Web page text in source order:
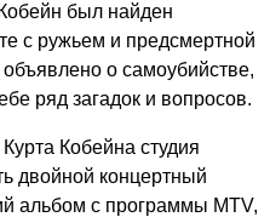
был найден
с ружьем и предсмертной
о самоубийстве,
ряд загадок и вопросов.
Кобейна студия
двойной концертный
альбом с программы MTV,